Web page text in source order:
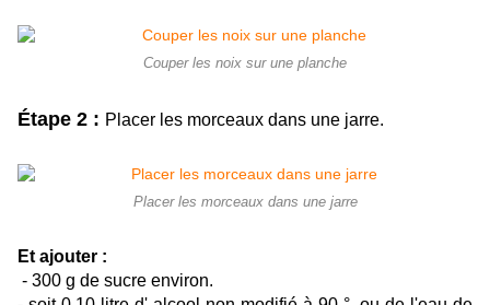
Couper les noix sur une planche
Étape 2 : Placer les morceaux dans une jarre.
Placer les morceaux dans une jarre
Et ajouter :
- 300 g de sucre environ.